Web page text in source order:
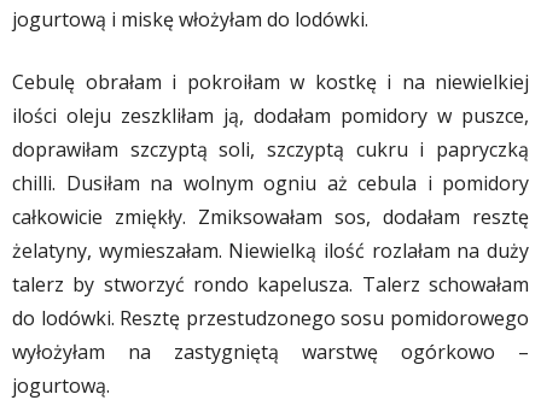
jogurtową i miskę włożyłam do lodówki.
Cebulę obrałam i pokroiłam w kostkę i na niewielkiej
ilości oleju zeszkliłam ją, dodałam pomidory w puszce,
doprawiłam szczyptą soli, szczyptą cukru i papryczką
chilli. Dusiłam na wolnym ogniu aż cebula i pomidory
całkowicie zmiękły. Zmiksowałam sos, dodałam resztę
żelatyny, wymieszałam. Niewielką ilość rozlałam na duży
talerz by stworzyć rondo kapelusza. Talerz schowałam
do lodówki. Resztę przestudzonego sosu pomidorowego
wyłożyłam na zastygniętą warstwę ogórkowo –
jogurtową.